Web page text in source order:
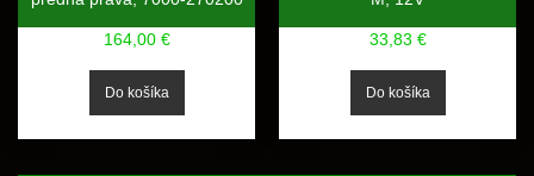
164,00 € 33,83 €